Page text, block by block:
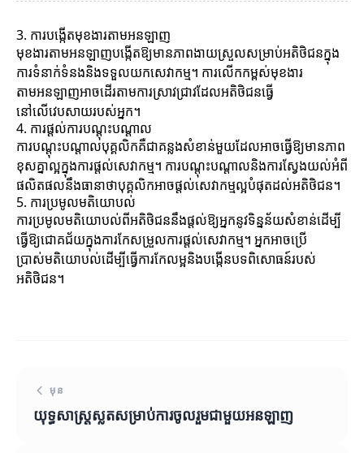
3. ការបង្កើតមុខងារតាមអនឡាញ
មុខងារតាមអនឡាញបង្កើតឱ្យមានភាពងាយស្រួលសម្រាប់អតិថិជនក្នុង
ការទំនាក់ទំនងនិងទទួលយកសេវាកម្ម។ ការលើកកម្ពស់មុខងារ
តាមអនឡាញអាចដើរតាមការស្រាវជ្រាវដែលអតិថិជនធ្វើ
នៅលើវេបសាយរបស់អ្នក។
4. ការផ្តល់ការបណ្តុះបណ្តាល
ការបណ្តុះបណ្តាលបុគ្គលិកគឺជាគន្លងសំខាន់មួយដែលអាចធ្វើឱ្យមានភាព
ខុសគ្នាល្អក្នុងការផ្តល់សេវាកម្ម។ ការបណ្តុះបណ្តាលនិងការស្វែងយល់អំពី
ផលិតផលនឹងធានាថាបុគ្គលិកអាចផ្តល់សេវាកម្មល្អបំផុតដល់អតិថិជន។
5. ការប្រមូលមតិយោបល់
ការប្រមូលមតិយោបល់ពីអតិថិជននឹងផ្តល់ឱ្យអ្នកនូវទិន្នន័យសំខាន់ដើម្បី
ធ្វើឱ្យជោគជ័យក្នុងការកែសម្រួលការផ្តល់សេវាកម្ម។ អ្នកអាចប្រើ
ប្រាស់មតិយោបល់ដើម្បីធ្វើការកែលម្អនិងបង្កើនបទពិសោធន៍របស់
អតិថិជន។
មុន
យុទ្ធសាស្ត្រស្លតសម្រាប់ការចូលរួមជាមួយអនឡាញ